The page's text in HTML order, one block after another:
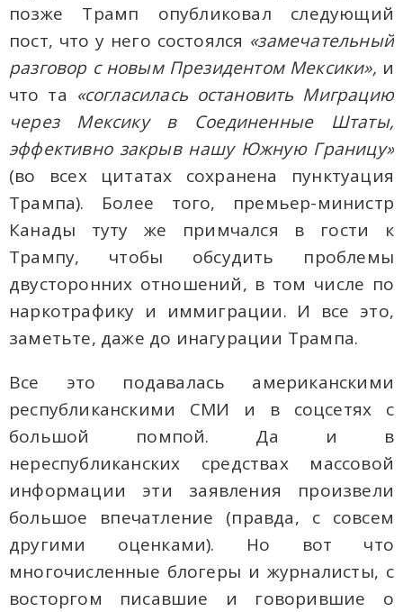
позже Трамп опубликовал следующий
пост, что у него состоялся «замечательный
разговор с новым Президентом Мексики», и
что та «согласилась остановить Миграцию
через Мексику в Соединенные Штаты,
эффективно закрыв нашу Южную Границу»
(во всех цитатах сохранена пунктуация
Трампа). Более того, премьер-министр
Канады туту же примчался в гости к
Трампу, чтобы обсудить проблемы
двусторонних отношений, в том числе по
наркотрафику и иммиграции. И все это,
заметьте, даже до инагурации Трампа.
Все это подавалась американскими
республиканскими СМИ и в соцсетях с
большой помпой. Да и в
нереспубликанских средствах массовой
информации эти заявления произвели
большое впечатление (правда, с совсем
другими оценками). Но вот что
многочисленные блогеры и журналисты, с
восторгом писавшие и говорившие о